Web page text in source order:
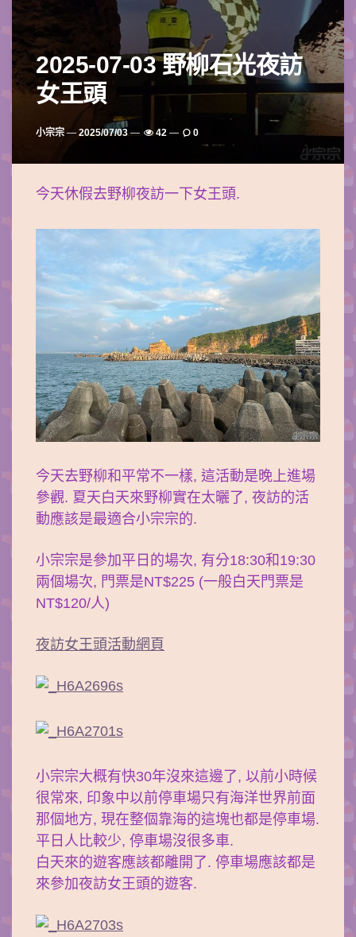
2025-07-03 野柳石光夜訪
女王頭
Posted
By
小宗宗 2025/07/03 42 0
今天休假去野柳夜訪一下女王頭.
今天去野柳和平常不一樣, 這活動是晚上進場
參觀. 夏天白天來野柳實在太曬了, 夜訪的活
動應該是最適合小宗宗的.
小宗宗是參加平日的場次, 有分18:30和19:30
兩個場次, 門票是NT$225 (一般白天門票是
NT$120/人)
夜訪女王頭活動網頁
小宗宗大概有快30年沒來這邊了, 以前小時候
很常來, 印象中以前停車場只有海洋世界前面
那個地方, 現在整個靠海的這塊也都是停車場.
平日人比較少, 停車場沒很多車.
白天來的遊客應該都離開了. 停車場應該都是
來參加夜訪女王頭的遊客.